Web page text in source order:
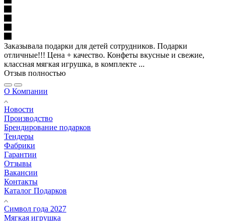
Заказывала подарки для детей сотрудников. Подарки
отличные!!! Цена + качество. Конфеты вкусные и свежие,
классная мягкая игрушка, в комплекте ...
Отзыв полностью
О Компании
Новости
Производство
Брендирование подарков
Тендеры
Фабрики
Гарантии
Отзывы
Вакансии
Контакты
Каталог Подарков
Символ года 2027
Мягкая игрушка